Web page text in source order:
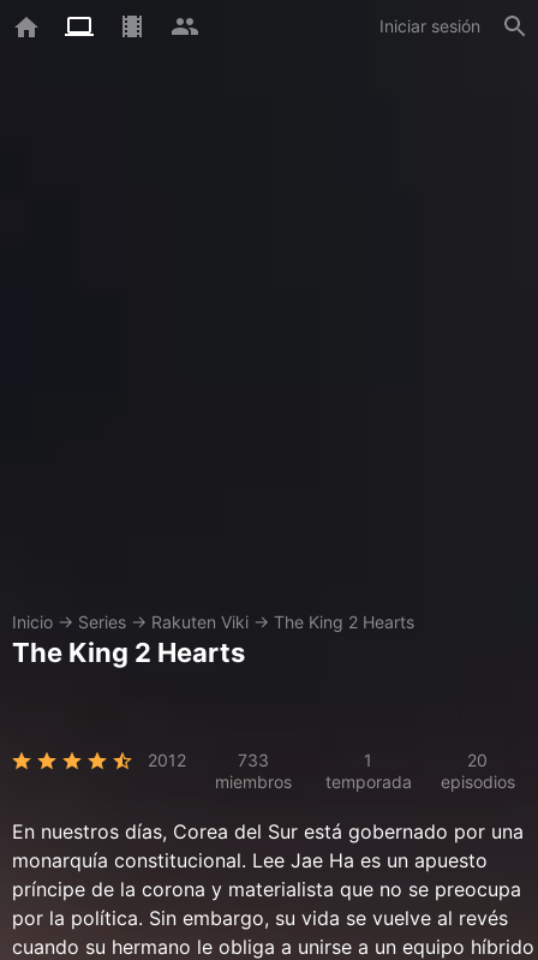
Iniciar sesión
Inicio → Series → Rakuten Viki → The King 2 Hearts
The King 2 Hearts
2012
733
miembros
1
temporada
20
episodios
En nuestros días, Corea del Sur está gobernado por una
monarquía constitucional. Lee Jae Ha es un apuesto
príncipe de la corona y materialista que no se preocupa
por la política. Sin embargo, su vida se vuelve al revés
cuando su hermano le obliga a unirse a un equipo híbrido